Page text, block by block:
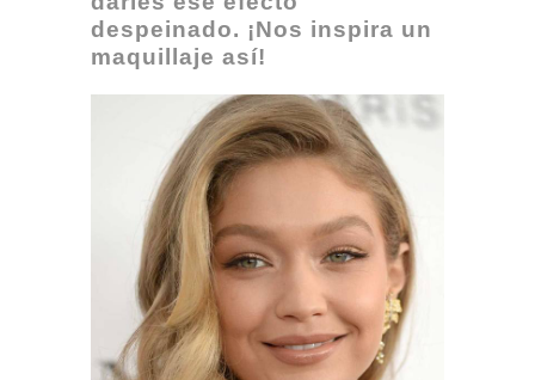
despeinado. ¡Nos inspira un
maquillaje así!